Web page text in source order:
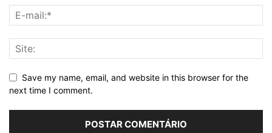
Save my name, email, and website in this browser for the
next time I comment.